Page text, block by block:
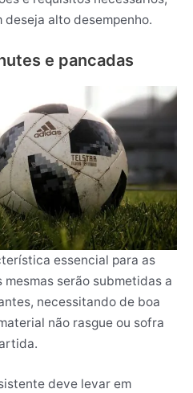
alto desempenho.
e pancadas
essencial para as
serão submetidas a
necessitando de boa
não rasgue ou sofra
deve levar em